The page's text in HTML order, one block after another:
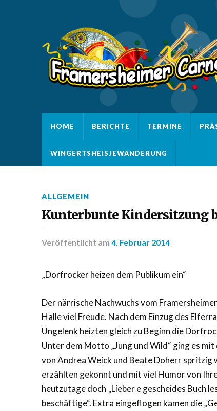
HOME BERICHTE TERMINE
WINGERTSHEISJEWANDERUNG
ALLGEMEIN
Kunterbunte Kindersitzung
Veröffentlicht am 4. Februar 2014
„Dorfrocker heizen dem Publikum ein“
Der närrische Nachwuchs vom
Halle viel Freude. Nach dem Einzug des
Ungelenk heizten gleich zu Beginn die
Unter dem Motto „Jung und Wild“ ging es
von Andrea Weick und Beate Doherr spritzig
erzählten gekonnt und mit viel Humor von
heutzutage doch „Lieber e gescheides Buch
beschäftige“. Extra eingeflogen kamen die